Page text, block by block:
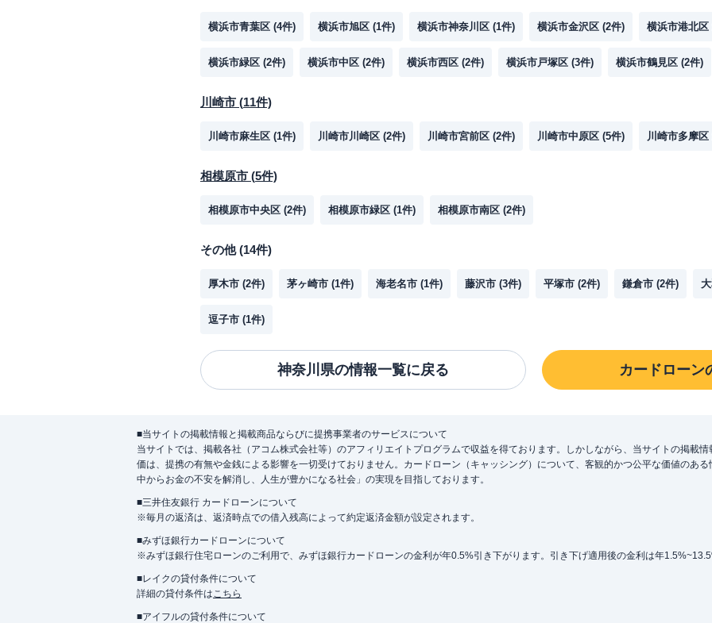
横浜市青葉区 (4件) 横浜市旭区 (1件) 横浜市神奈川区 (1件) 横浜市金沢区 (2件) 横浜市港北区
横浜市緑区 (2件) 横浜市中区 (2件) 横浜市西区 (2件) 横浜市戸塚区 (3件) 横浜市鶴見区 (2件)
川崎市 (11件)
川崎市麻生区 (1件) 川崎市川崎区 (2件) 川崎市宮前区 (2件) 川崎市中原区 (5件) 川崎市多摩区
相模原市 (5件)
相模原市中央区 (2件) 相模原市緑区 (1件) 相模原市南区 (2件)
その他(14件)
厚木市 (2件) 茅ヶ崎市 (1件) 海老名市 (1件) 藤沢市 (3件) 平塚市 (2件) 鎌倉市 (2件)
逗子市 (1件)
神奈川県の情報一覧に戻る カードローン
■当サイトの掲載情報と掲載商品ならびに提携事業者のサービスについて
当サイトでは、掲載各社（アコム株式会社等）のアフィリエイトプログラムで収益を得ております。しかしながら、当サイトの掲載
価は、提携の有無や金銭による影響を一切受けておりません。カードローン（キャッシング）について、客観的かつ公平な価値のあ
中からお金の不安を解消し、人生が豊かになる社会」の実現を目指しております。
■三井住友銀行 カードローンについて
※毎月の返済は、返済時点での借入残高によって約定返済金額が設定されます。
■みずほ銀行カードローンについて
※みずほ銀行住宅ローンのご利用で、みずほ銀行カードローンの金利が年0.5%引き下がります。引き下げ適用後の金利は年
■レイクの貸付条件について
詳細の貸付条件はこちら
■アイフルの貸付条件について